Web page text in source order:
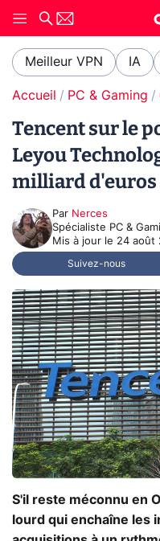
Meilleur VPN IA
Accueil PC & Gaming
Tencent sur le
Leyou
milliard d'euros
Par Nerces
Spécialiste PC &
Mis à jour le 24 août
Suivez-nous
S'il reste méconnu en
lourd qui enchaîne les